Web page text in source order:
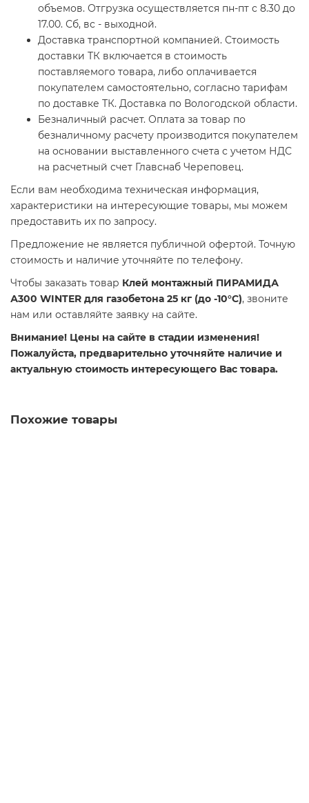
объемов. Отгрузка осуществляется пн-пт с 8.30 до
17.00. Сб, вс - выходной.
Доставка транспортной компанией. Стоимость
доставки ТК включается в стоимость
поставляемого товара, либо оплачивается
покупателем самостоятельно, согласно тарифам
по доставке ТК. Доставка по Вологодской области.
Безналичный расчет. Оплата за товар по
безналичному расчету производится покупателем
на основании выставленного счета с учетом НДС
на расчетный счет Главснаб Череповец.
Если вам необходима техническая информация,
характеристики на интересующие товары, мы можем
предоставить их по запросу.
Предложение не является публичной офертой. Точную
стоимость и наличие уточняйте по телефону.
Чтобы заказать товар Клей монтажный ПИРАМИДА
А300 WINTER для газобетона 25 кг (до -10°С), звоните
нам или оставляйте заявку на сайте.
Внимание! Цены на сайте в стадии изменения!
Пожалуйста, предварительно уточняйте наличие и
актуальную стоимость интересующего Вас товара.
Похожие товары